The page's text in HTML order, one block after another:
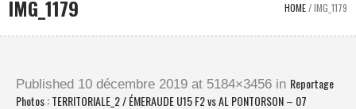
IMG_1179 HOME/IMG_1179
Published 10 décembre 2019 at 5184×3456 in Reportage
Photos : TERRITORIALE_2 / ÉMERAUDE U15 F2 vs AL PONTORSON – 07